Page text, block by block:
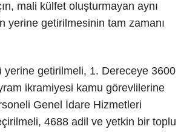
mali külfet oluşturmayan aynı
yerine getirilmesinin tam zamanı
yerine getirilmeli, 1. Dereceye 3600
ikramiyesi kamu görevlilerine
Genel İdare Hizmetleri
4688 adil ve yetkin bir toplu